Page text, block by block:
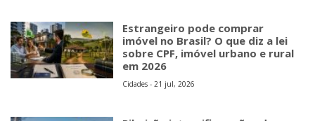
Estrangeiro pode comprar
imóvel no Brasil? O que diz a lei
sobre CPF, imóvel urbano e rural
em 2026
Cidades - 21 jul, 2026